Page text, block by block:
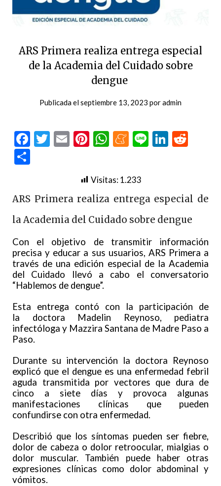
ARS Primera realiza entrega especial
de la Academia del Cuidado sobre
dengue
Publicada elseptiembre 13, 2023 poradmin
Facebook
Twitter
EmailPinterest
WhatsApp
Meneame
Line
Visitas:1.233
ARS Primera realiza entrega especial de
la Academia del Cuidado sobre dengue
Con el objetivo de transmitir información
precisa y educar a sus usuarios, ARS Primera a
través de una edición especial de la Academia
del Cuidado llevó a cabo el conversatorio
“Hablemos de dengue”.
Esta entrega contó con la participación de
la doctora Madelin Reynoso, pediatra
infectóloga y Mazzira Santana de Madre Paso a
Paso.
Durante su intervención la doctora Reynoso
explicó que el dengue es una enfermedad febril
aguda transmitida por vectores que dura de
cinco a siete días y provoca algunas
manifestaciones clínicas que pueden
confundirse con otra enfermedad.
Describió que los síntomas pueden ser fiebre,
dolor de cabeza o dolor retroocular, mialgias o
dolor muscular. También puede haber otras
expresiones clínicas como dolor abdominal y
vómitos.